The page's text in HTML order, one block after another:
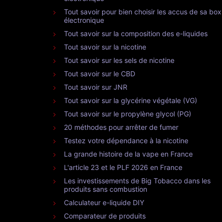
Tout savoir pour bien choisir les accus de sa box
électronique
Tout savoir sur la composition des e-liquides
Tout savoir sur la nicotine
Tout savoir sur les sels de nicotine
Tout savoir sur le CBD
Tout savoir sur JNR
Tout savoir sur la glycérine végétale (VG)
Tout savoir sur le propylène glycol (PG)
20 méthodes pour arrêter de fumer
Testez votre dépendance à la nicotine
La grande histoire de la vape en France
L'article 23 et le PLF 2026 en France
Les investissements de Big Tobacco dans les
produits sans combustion
Calculateur e-liquide DIY
Comparateur de produits